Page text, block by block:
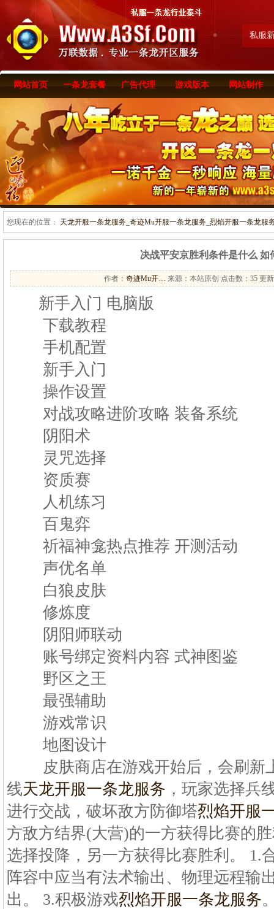
私服
网站首页 一条龙套餐 广告代理 游戏版本 网站制作
您现在的位置： 天龙开服一条龙服务_奇迹Mu开服一条龙服务_烈焰开服一条龙服
决战平安京胜利条件是什么 如
作者： 奇迹Mu开… 来源：本站原创 点击数： 35 更
新手入门 电脑版
下载教程
手机配置
新手入门
操作设置
对战攻略进阶攻略 装备系统
阴阳术
灵咒选择
资质赛
人机练习
百鬼弈
祈福神龛热点推荐 开测活动
声优名单
白狼皮肤
修炼度
阴阳师联动
账号绑定资料内容 式神图鉴
野区之王
最强辅助
游戏常识
地图设计
皮肤商店在游戏开始后，会刷新
线天龙开服一条龙服务 ，玩家选择兵
进行交战，破坏敌方防御塔烈焰开服
方敌方结界(大营)的一方获得比赛的
选择投降，另一方获得比赛胜利。 1.
阵容中应当有法术输出、物理远程输
出。 3.积极游戏烈焰开服一条龙服务